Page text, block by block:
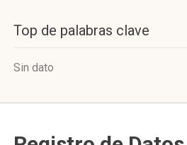
Top de palabras clave
Sin dato